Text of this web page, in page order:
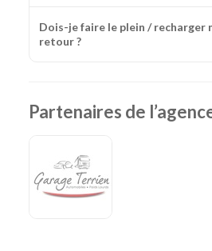
Dois-je faire le plein / recharger
retour ?
Partenaires de